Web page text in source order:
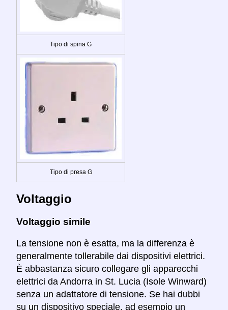
Tipo di spina G
Tipo di presa G
Voltaggio
Voltaggio simile
La tensione non è esatta, ma la differenza è
generalmente tollerabile dai dispositivi elettrici.
È abbastanza sicuro collegare gli apparecchi
elettrici da Andorra in St. Lucia (Isole Winward)
senza un adattatore di tensione. Se hai dubbi
su un dispositivo speciale, ad esempio un